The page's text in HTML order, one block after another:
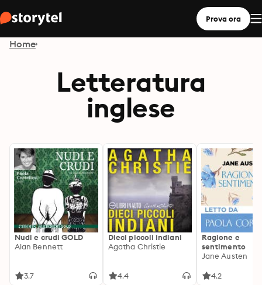
Prova ora
Home
Letteratura
inglese
Nudi e crudi GOLD
Alan Bennett
3.7
Dieci piccoli indiani
Agatha Christie
4.4
Ragione e
sentimento
Jane Austen
4.2